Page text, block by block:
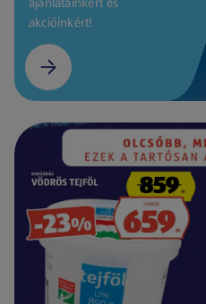
akcióinkért!